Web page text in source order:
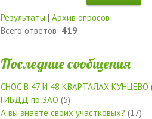
Результаты | Архив опросов
Всего ответов: 419
Последние сообщения
СНОС В 47 И 48 КВАРТАЛАХ КУНЦЕВО
ГИБДД по ЗАО (5)
А вы знаете своих участковых? (17)